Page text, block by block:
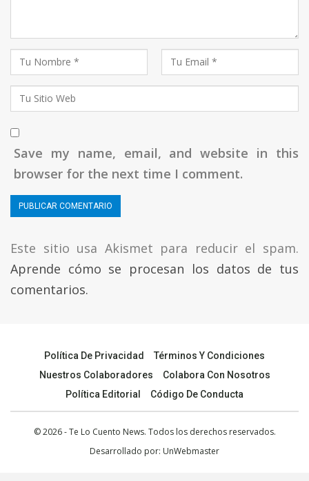
Save my name, email, and website in this
browser for the next time I comment.
Este sitio usa Akismet para reducir el spam.
Aprende cómo se procesan los datos de tus
comentarios.
Política De Privacidad
Términos Y Condiciones
Nuestros Colaboradores
Colabora Con Nosotros
Política Editorial
Código De Conducta
© 2026 - Te Lo Cuento News. Todos los derechos reservados.
Desarrollado por: UnWebmaster